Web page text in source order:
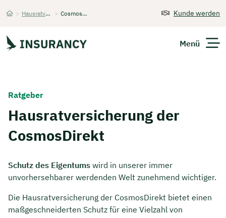
> Hausratversicherung > CosmosDirekt Kunde werden
Menü
Finanzen
Ratgeber
Hausratversicherung der
CosmosDirekt
Schutz des Eigentums wird in unserer immer
unvorhersehbarer werdenden Welt zunehmend wichtiger.
Die Hausratversicherung der CosmosDirekt bietet einen
maßgeschneiderten Schutz für eine Vielzahl von